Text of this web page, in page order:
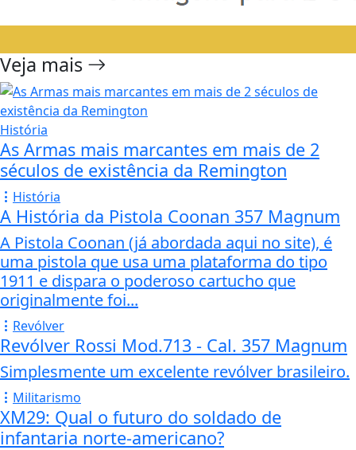
Veja mais
História
As Armas mais marcantes em mais de 2
séculos de existência da Remington
História
A História da Pistola Coonan 357 Magnum
A Pistola Coonan (já abordada aqui no site), é
uma pistola que usa uma plataforma do tipo
1911 e dispara o poderoso cartucho que
originalmente foi...
Revólver
Revólver Rossi Mod.713 - Cal. 357 Magnum
Simplesmente um excelente revólver brasileiro.
Militarismo
XM29: Qual o futuro do soldado de
infantaria norte-americano?